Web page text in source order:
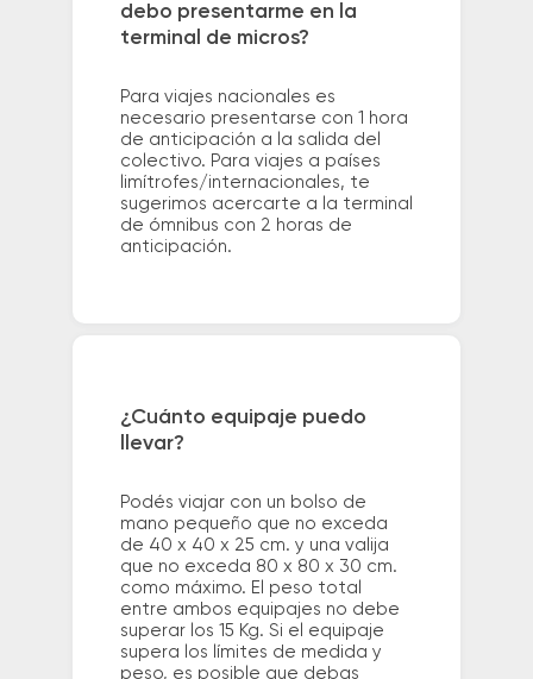
debo presentarme en la
terminal de micros?
Para viajes nacionales es
necesario presentarse con 1 hora
de anticipación a la salida del
colectivo. Para viajes a países
limítrofes/internacionales, te
sugerimos acercarte a la terminal
de ómnibus con 2 horas de
anticipación.
¿Cuánto equipaje puedo
llevar?
Podés viajar con un bolso de
mano pequeño que no exceda
de 40 x 40 x 25 cm. y una valija
que no exceda 80 x 80 x 30 cm.
como máximo. El peso total
entre ambos equipajes no debe
superar los 15 Kg. Si el equipaje
supera los límites de medida y
peso, es posible que debas